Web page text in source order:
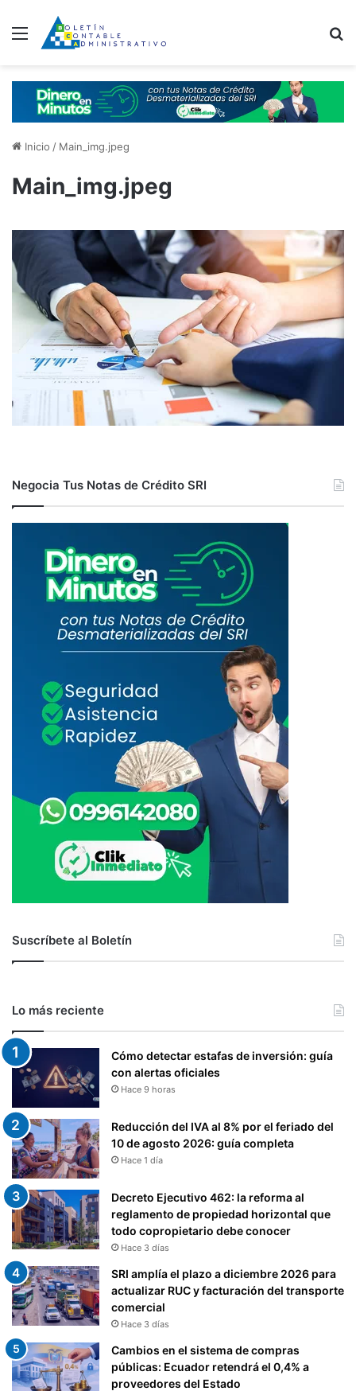
Menú
Inicio / Main_img.jpeg
Main_img.jpeg
Negocia Tus Notas de Crédito SRI
Suscríbete al Boletín
Lo más reciente
Cómo detectar estafas de inversión: guía
con alertas oficiales
Hace 9 horas
Reducción del IVA al 8% por el feriado del
10 de agosto 2026: guía completa
Hace 1 día
Decreto Ejecutivo 462: la reforma al
reglamento de propiedad horizontal que
todo copropietario debe conocer
Hace 3 días
SRI amplía el plazo a diciembre 2026 para
actualizar RUC y facturación del transporte
comercial
Hace 3 días
Cambios en el sistema de compras
públicas: Ecuador retendrá el 0,4% a
proveedores del Estado